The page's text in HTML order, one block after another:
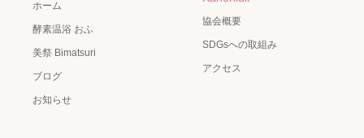
ホーム
酵素温浴 おふ
美祭 Bimatsuri
ブログ
お知らせ
協会概要
SDGsへの取組み
アクセス